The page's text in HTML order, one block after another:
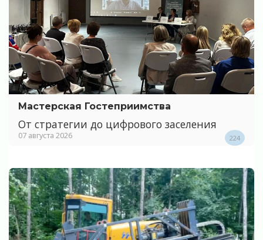
Мастерская Гостеприимства
От стратегии до цифрового заселения
07 августа 2026 224